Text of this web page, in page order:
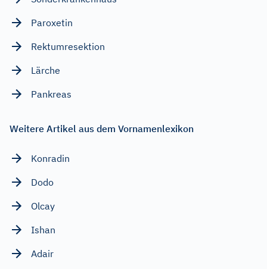
Paroxetin
Rektumresektion
Lärche
Pankreas
Weitere Artikel aus dem Vornamenlexikon
Konradin
Dodo
Olcay
Ishan
Adair